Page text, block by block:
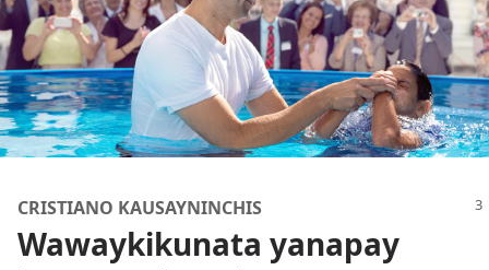
CRISTIANO KAUSAYNINCHIS
Wawaykikunata yanapay